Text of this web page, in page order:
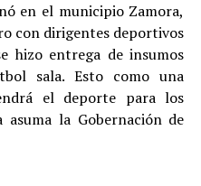
en el municipio Zamora,
con dirigentes deportivos
hizo entrega de insumos
sala. Esto como una
el deporte para los
la Gobernación de